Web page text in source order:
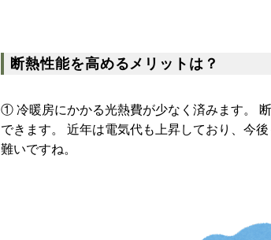
断熱性能を高めるメリットは？
① 冷暖房にかかる光熱費が少なく済みます。
できます。 近年は電気代も上昇しており、今
難いですね。